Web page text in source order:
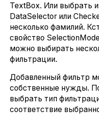
TextBox. Или выбрать
DataSelector или
несколько фамилий.
свойство
можно выбирать
фильтрации.
Добавленный фильтр
собственные нужды.
выбрать тип
соответствие